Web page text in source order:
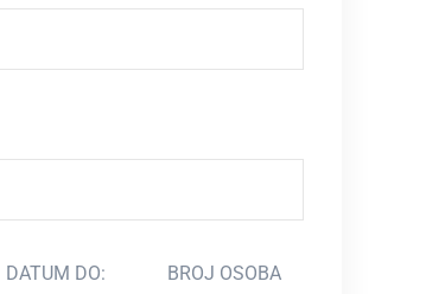
DATUM DO: BROJ OSOBA